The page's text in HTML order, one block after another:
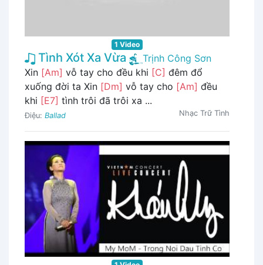
1 Video
Tình Xót Xa Vừa
Trịnh Công Sơn
Xin [Am] vỗ tay cho đều khi [C] đêm đổ
xuống đời ta Xin [Dm] vỗ tay cho [Am] đều
khi [E7] tình trôi đã trôi xa ...
Điệu: Ballad Nhạc Trữ Tình